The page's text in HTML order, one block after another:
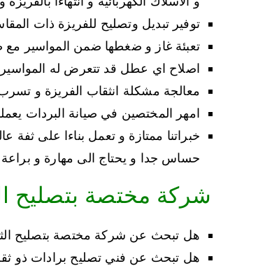
توفير تبديل وتصليح للفريزة ذات
تعبئة غاز و ضغطها ضمن المواسير
اصلاح اي عطل قد تتعرض له المواسير
معالجة مشكلة انثقاب الفريزة و تسرب
امهر المختصين في صيانة البردات
خبراتنا ممتازة و تعمل بناءا على ثفة
حساس جدا و يحتاج الى مهارة و
شركة مختصة بتصليح
هل تبحث عن شركة مختصة بتصليح
هل تبحث عن فني تصليح برادات ذو ثقة